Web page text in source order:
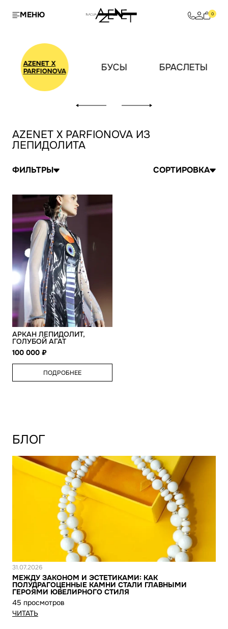
МЕНЮ 0
AZENET X
PARFIONOVA
БУСЫ БРАСЛЕТЫ
AZENET X PARFIONOVA ИЗ
ЛЕПИДОЛИТА
ФИЛЬТРЫ СОРТИРОВКА
АРКАН ЛЕПИДОЛИТ,
ГОЛУБОЙ АГАТ
100 000
ПОДРОБНЕЕ
БЛОГ
Новость
31.07.2026
МЕЖДУ ЗАКОНОМ И ЭСТЕТИКАМИ: КАК
ПОЛУДРАГОЦЕННЫЕ КАМНИ СТАЛИ ГЛАВНЫМИ
ГЕРОЯМИ ЮВЕЛИРНОГО СТИЛЯ
45 просмотров
ЧИТАТЬ